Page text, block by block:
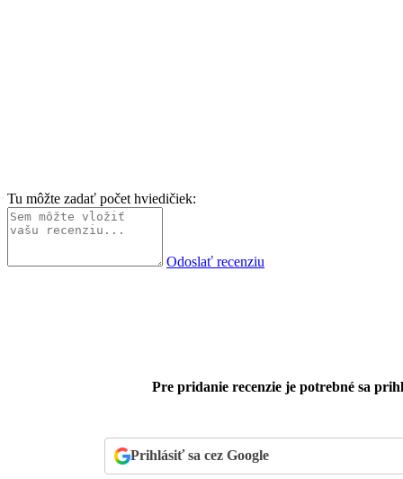
Tu môžte zadať počet hviedičiek:
Odoslať recenziu
Pre pridanie recenzie je potrebné sa
Prihlásiť sa cez Google